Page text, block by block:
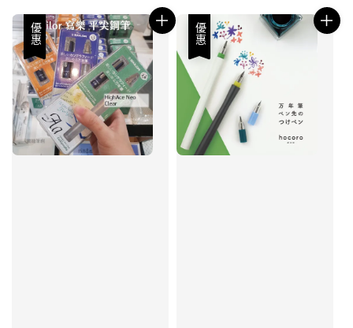
優惠 優惠